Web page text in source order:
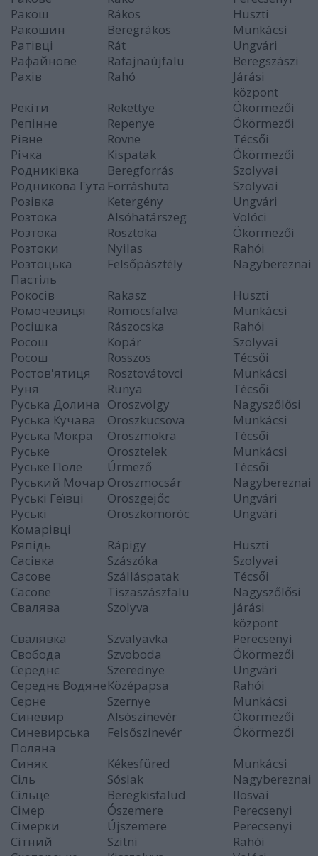
Ракош
Rákos
Huszti
Ракошин
Beregrákos
Munkácsi
Ратівці
Rát
Ungvári
Рафайновe
Rafajnaújfalu
Beregszászi
Рахів
Rahó
Járási
központ
Рекіти
Rekettye
Ökörmezői
Репінне
Repenye
Ökörmezői
Рівне
Rovne
Técsői
Річка
Kispatak
Ökörmezői
Родниківка
Beregforrás
Szolyvai
Родникова Гута Forráshuta
Szolyvai
Розівка
Ketergény
Ungvári
Розтока
Alsóhatárszeg
Volóci
Розтока
Rosztoka
Ökörmezői
Розтоки
Nyilas
Rahói
Розтоцька
Пастіль
Felsőpásztély
Nagybereznai
Рокосів
Rakasz
Huszti
Ромочевиця
Romocsfalva
Munkácsi
Росішка
Rászocska
Rahói
Росош
Kopár
Szolyvai
Росош
Rosszos
Técsői
Ростов'ятиця
Rosztovátovci
Munkácsi
Руня
Runya
Técsői
Руська Долина Oroszvölgy
Nagyszőlősi
Руська Кучава
Oroszkucsova
Munkácsi
Руська Мокра
Oroszmokra
Técsői
Руське
Orosztelek
Munkácsi
Руське Поле
Úrmező
Técsői
Руський Мочар Oroszmocsár
Nagybereznai
Руські Геївці
Oroszgejőc
Ungvári
Руські
Комарівці
Oroszkomoróc
Ungvári
Ряпідь
Rápigy
Huszti
Сасівка
Szászóka
Szolyvai
Сасове
Szálláspatak
Técsői
Сасове
Tiszaszászfalu
Nagyszőlősi
Свалява
Szolyva
járási
központ
Свалявка
Szvalyavka
Perecsenyi
Свобода
Szvoboda
Ökörmezői
Середнє
Szerednye
Ungvári
Середнє ВодянеKözépapsa
Rahói
Серне
Szernye
Munkácsi
Синевир
Alsószinevér
Ökörmezői
Синевирська
Поляна
Felsőszinevér
Ökörmezői
Синяк
Kékesfüred
Munkácsi
Сіль
Sóslak
Nagybereznai
Сільце
Beregkisfalud
Ilosvai
Сімер
Ószemere
Perecsenyi
Сімерки
Újszemere
Perecsenyi
Сітний
Szitni
Rahói